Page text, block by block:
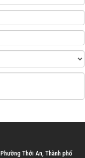
Thới An, Thành phố